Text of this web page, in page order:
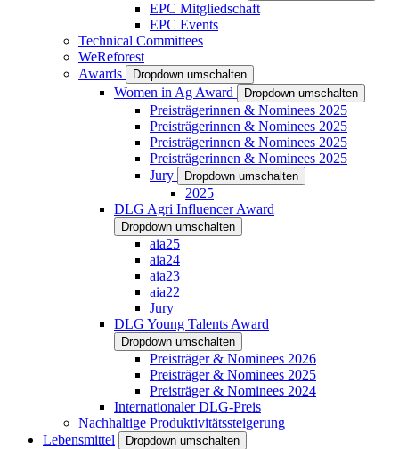
EPC Mitgliedschaft
EPC Events
Technical Committees
WeReforest
Awards
Dropdown umschalten
Women in Ag Award Dropdown umschalten
Preisträgerinnen & Nominees 2025
Preisträgerinnen & Nominees 2025
Preisträgerinnen & Nominees 2025
Preisträgerinnen & Nominees 2025
Jury
Dropdown umschalten
2025
DLG Agri Influencer Award
Dropdown umschalten
aia25
aia24
aia23
aia22
Jury
DLG Young Talents Award
Dropdown umschalten
Preisträger & Nominees 2026
Preisträger & Nominees 2025
Preisträger & Nominees 2024
Internationaler DLG-Preis
Nachhaltige Produktivitätssteigerung
Lebensmittel
Dropdown umschalten